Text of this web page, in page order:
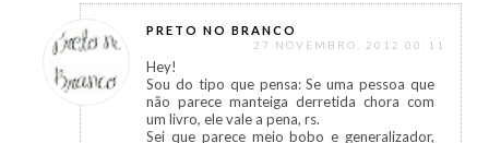
PRETO NO BRANCO
27 NOVEMBRO, 2012 00:11
Hey!
Sou do tipo que pensa: Se uma pessoa que
não parece manteiga derretida chora com
um livro, ele vale a pena, rs.
Sei que parece meio bobo e generalizador,